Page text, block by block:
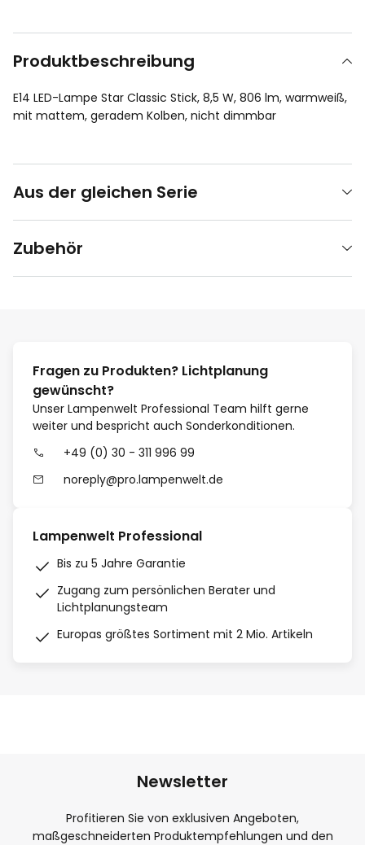
Produktbeschreibung
E14 LED-Lampe Star Classic Stick, 8,5 W, 806 lm, warmweiß,
mit mattem, geradem Kolben, nicht dimmbar
Aus der gleichen Serie
Zubehör
Fragen zu Produkten? Lichtplanung
gewünscht?
Unser Lampenwelt Professional Team hilft gerne
weiter und bespricht auch Sonderkonditionen.
+49 (0) 30 - 311 996 99
noreply@pro.lampenwelt.de
Lampenwelt Professional
Bis zu 5 Jahre Garantie
Zugang zum persönlichen Berater und
Lichtplanungsteam
Europas größtes Sortiment mit 2 Mio. Artikeln
Newsletter
Profitieren Sie von exklusiven Angeboten,
maßgeschneiderten Produktempfehlungen und den